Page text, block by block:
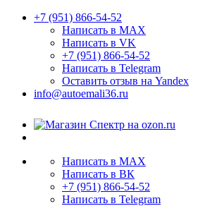
+7 (951) 866-54-52
Написать в MAX
Написать в VK
+7 (951) 866-54-52
Написать в Telegram
Оставить отзыв на Yandex
info@autoemali36.ru
Написать в MAX
Написать в ВК
+7 (951) 866-54-52
Написать в Telegram